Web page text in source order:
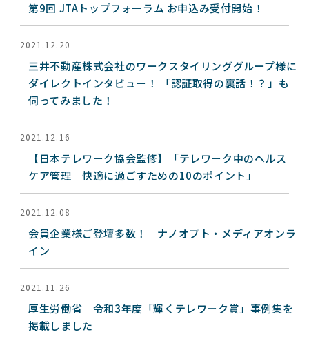
第9回 JTAトップフォーラム お申込み受付開始！
2021.12.20
三井不動産株式会社のワークスタイリンググループ様に
ダイレクトインタビュー！ 「認証取得の裏話！？」も
伺ってみました！
2021.12.16
【日本テレワーク協会監修】「テレワーク中のヘルス
ケア管理 快適に過ごすための10のポイント」
2021.12.08
会員企業様ご登壇多数！ ナノオプト・メディアオンラ
イン
2021.11.26
厚生労働省 令和3年度「輝くテレワーク賞」事例集を
掲載しました